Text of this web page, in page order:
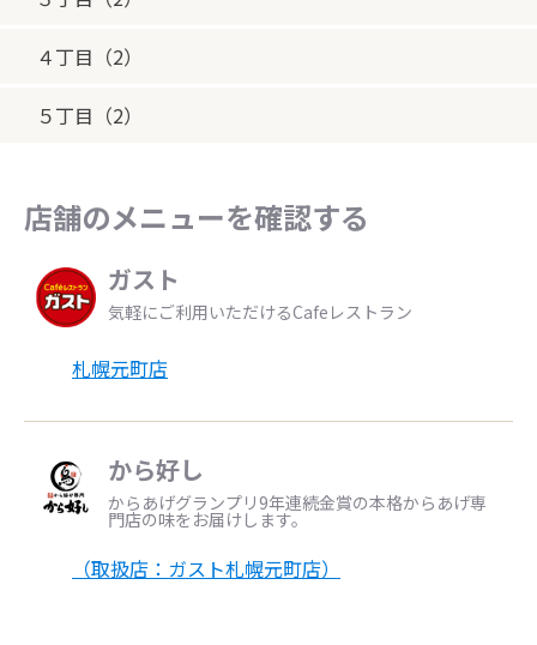
４丁目（2）
５丁目（2）
店舗のメニューを確認する
ガスト
気軽にご利用いただけるCafeレストラン
札幌元町店
から好し
からあげグランプリ9年連続金賞の本格からあげ専
門店の味をお届けします。
（取扱店：ガスト札幌元町店）